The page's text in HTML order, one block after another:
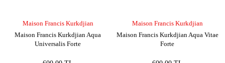
Maison Francis Kurkdjian
Maison Francis Kurkdjian Aqua
Universalis Forte
Maison Francis Kurkdjian
Maison Francis Kurkdjian Aqua Vitae
Forte